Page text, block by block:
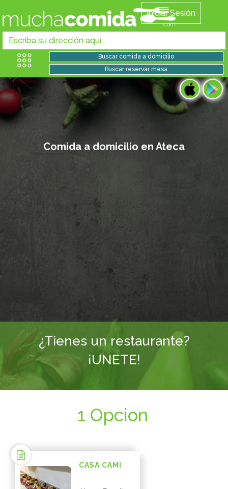
Iniciar Sesión
¿Tienes un restaurante?
¡UNETE!
Comida a domicilio en Ateca
1 Opcion
CASA CAMI